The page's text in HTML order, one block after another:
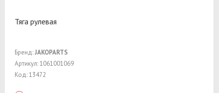
Тяга рулевая
Бренд:JAKOPARTS
Артикул: 1061001069
Код: 13472